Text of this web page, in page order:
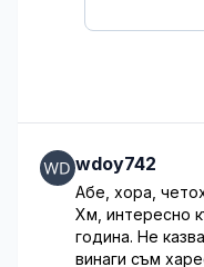
wdoy742
Абе, хора,
Хм, интересно
година. Не
винаги съм